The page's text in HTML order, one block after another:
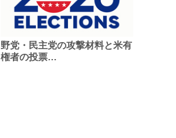
野党・民主党の攻撃材料と米有
権者の投票…